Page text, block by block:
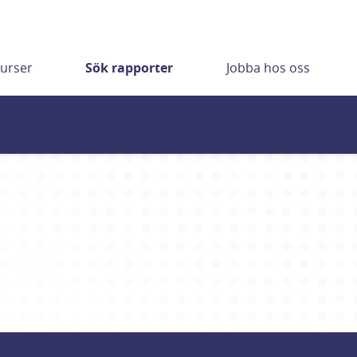
Sök rapporter Jobba hos oss